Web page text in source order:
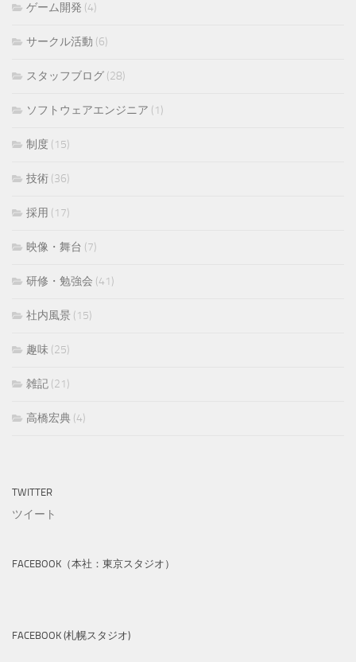
ゲーム開発 (4)
サークル活動 (6)
スタッフブログ (28)
ソフトウェアエンジニア (1)
制度 (15)
技術 (36)
採用 (17)
映像・舞台 (7)
研修・勉強会 (41)
社内風景 (15)
趣味 (25)
雑記 (21)
高橋宏典 (4)
TWITTER
ツイート
FACEBOOK（本社：東京スタジオ）
FACEBOOK (札幌スタジオ)